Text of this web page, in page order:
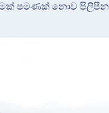
පමණක් නොව පිලිපීන